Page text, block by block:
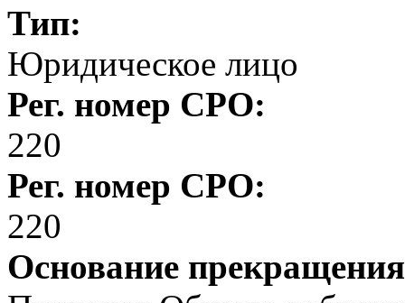
Тип:
Юридическое лицо
Рег. номер СРО:
220
Рег. номер СРО:
220
Основание